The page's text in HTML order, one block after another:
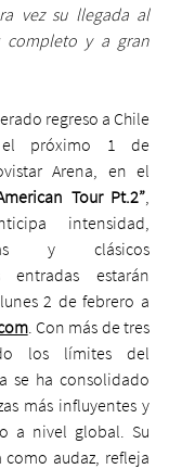
vez su llegada al
completo y a gran
regreso a Chile
próximo 1 de
Arena, en el
Tour Pt.2”,
intensidad,
y clásicos
entradas estarán
2 de febrero a
. Con más de tres
los límites del
se ha consolidado
más influyentes y
a nivel global. Su
audaz, refleja